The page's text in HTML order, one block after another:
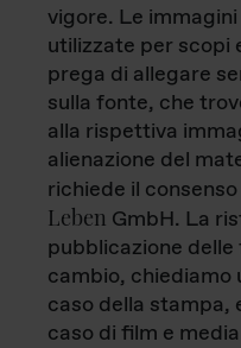
vigore. Le
utilizzate per scopi
prega di allegare
sulla fonte, che
alla rispettiva
alienazione del
richiede il
Leben GmbH. La
pubblicazione
cambio, chiediamo
caso della stampa,
caso di film e